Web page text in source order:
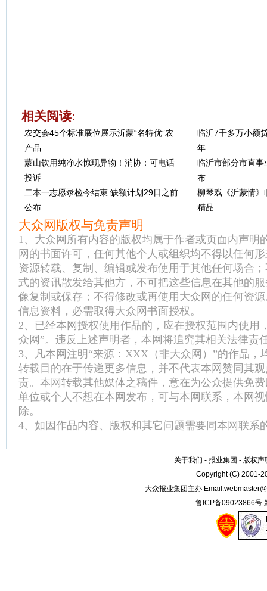
相关阅读:
农交会45个标准展位展示沂蒙“名特优”农
产品
临沂7千多万小额
年
蒙山饮用纯净水惊现异物！消协：可电话
投诉
临沂市部分市直事
布
二本一志愿录检今结束 缺额计划29日之前
公布
柳琴戏《沂蒙情
精品
大众网版权与免责声明
1、大众网所有内容的版权均属于作者或页面内声明
网的书面许可，任何其他个人或组织均不得以任何
资源转载、复制、编辑或发布使用于其他任何场合
式的资讯散发给其他方，不可把这些信息在其他的
像复制或保存；不得修改或再使用大众网的任何资
信息资料，必需取得大众网书面授权。
2、已经本网授权使用作品的，应在授权范围内使用
众网”。违反上述声明者，本网将追究其相关法律责
3、凡本网注明“来源：XXX（非大众网）”的作品，
转载目的在于传递更多信息，并不代表本网赞同其
责。本网转载其他媒体之稿件，意在为公众提供免
单位或个人不想在本网发布，可与本网联系，本网
除。
4、如因作品内容、版权和其它问题需要同本网联系
关于我们 - 报业集团 - 版权声
Copyright (C) 2001-
大众报业集团主办 Email:
鲁ICP备09023866号